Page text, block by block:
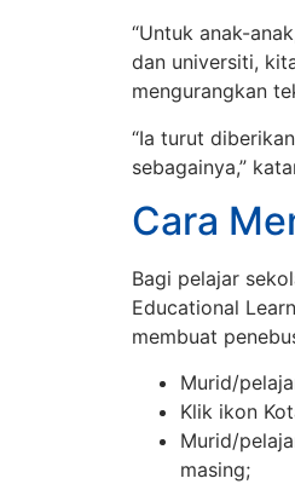
“Untuk anak-
dan universiti,
mengurangkan
“Ia turut
sebagainya,”
Cara
Bagi pelajar
Educational
membuat
Murid/
Klik ikon
Murid/
masing;